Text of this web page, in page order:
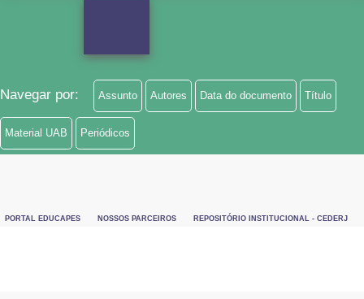
Navegar por: Assunto Autores Data do documento Título
Material UAB Periódicos
PORTAL EDUCAPES NOSSOS PARCEIROS REPOSITÓRIO INSTITUCIONAL - CEDERJ